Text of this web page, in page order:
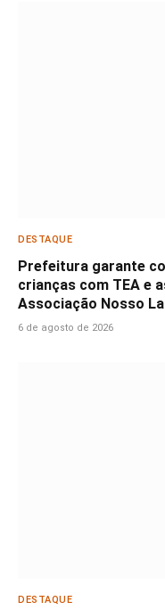
DESTAQUE
Prefeitura garante
crianças com TEA e
Associação Nosso
6 de agosto de 2026
DESTAQUE